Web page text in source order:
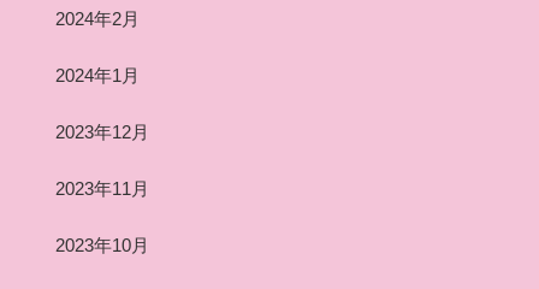
2024年2月
2024年1月
2023年12月
2023年11月
2023年10月